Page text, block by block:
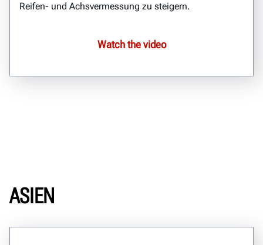
Reifen- und Achsvermessung zu steigern.
Watch the video
ASIEN